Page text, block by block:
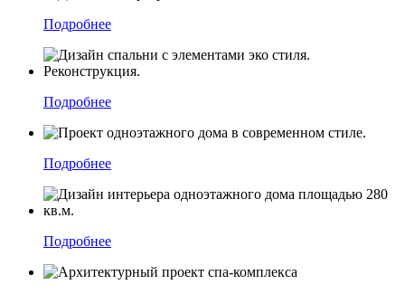
Подробнее
Подробнее
Подробнее
Подробнее